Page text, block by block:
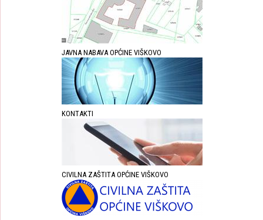
JAVNA NABAVA OPĆINE VIŠKOVO
KONTAKTI
CIVILNA ZAŠTITA OPĆINE VIŠKOVO